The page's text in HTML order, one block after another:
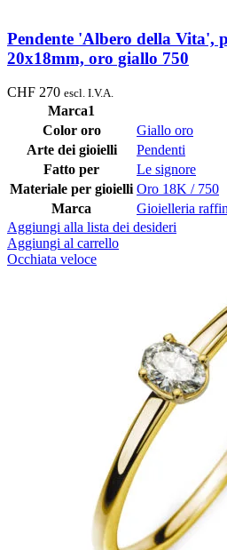
Pendente 'Albero della Vita',
20x18mm, oro giallo 750
CHF 270 escl. I.V.A.
Marca1
Color oro
Giallo oro
Arte dei gioielli
Pendenti
Fatto per
Le signore
Materiale per gioielli Oro 18K / 750
Marca
Gioielleria
Aggiungi alla lista dei desideri
Aggiungi al carrello
Occhiata veloce